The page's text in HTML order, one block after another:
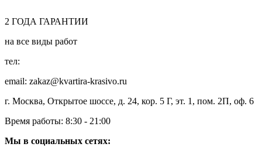
2 ГОДА ГАРАНТИИ
на все виды работ
тел:
email: zakaz@kvartira-krasivo.ru
г. Москва, Открытое шоссе, д. 24, кор. 5 Г, эт. 1, пом. 2П, оф. 6
Время работы: 8:30 - 21:00
Мы в социальных сетях: